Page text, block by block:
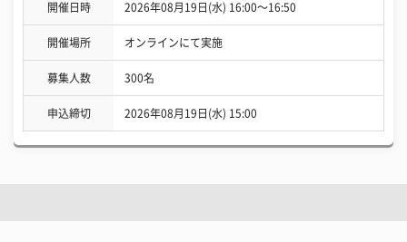
開催日時 2026年08月19日(水) 16:00〜16:50
開催場所 オンラインにて実施
募集人数 300名
申込締切 2026年08月19日(水) 15:00